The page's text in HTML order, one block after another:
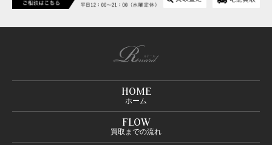
HOME
ホーム
FLOW
買取までの流れ